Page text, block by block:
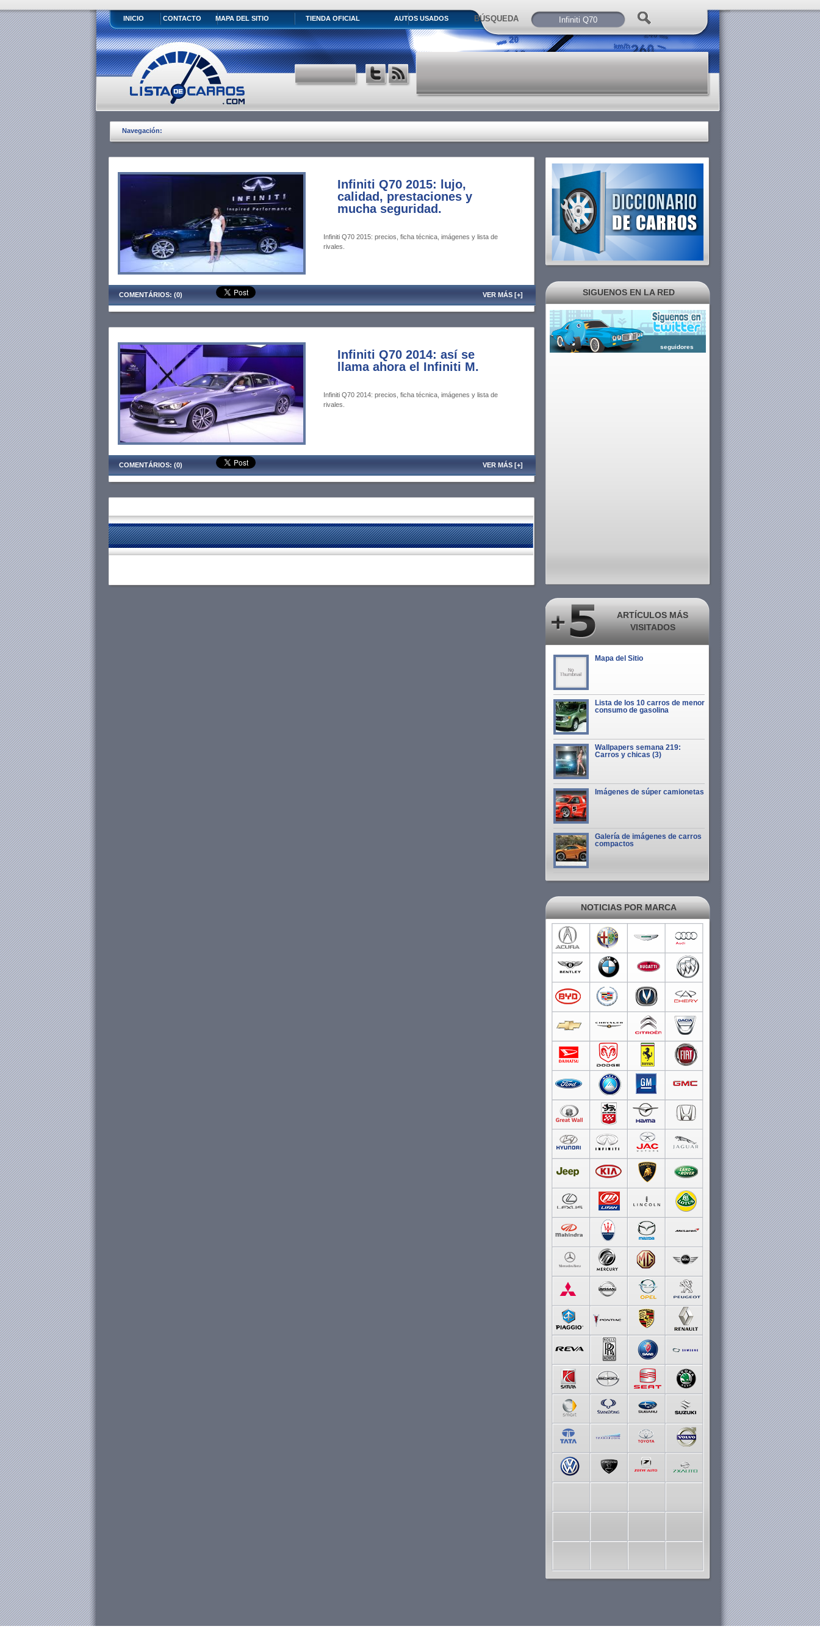
INICIO CONTACTO MAPA DEL SITIO TIENDA OFICIAL AUTOS USADOS BÚSQUEDA
Navegación:
Infiniti Q70 2015: lujo,
calidad, prestaciones y
mucha seguridad.
Infiniti Q70 2015: precios, ficha técnica, imágenes y lista de
rivales.
COMENTÁRIOS: (0) VER MÁS [+]
Infiniti Q70 2014: así se
llama ahora el Infiniti M.
Infiniti Q70 2014: precios, ficha técnica, imágenes y lista de
rivales.
COMENTÁRIOS: (0) VER MÁS [+]
SIGUENOS EN LA RED
seguidores
ARTÍCULOS MÁS
VISITADOS
Mapa del Sitio
Lista de los 10 carros de menor
consumo de gasolina
Wallpapers semana 219:
Carros y chicas (3)
Imágenes de súper camionetas
Galería de imágenes de carros
compactos
NOTICIAS POR MARCA